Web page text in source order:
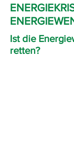
Ist die
retten?